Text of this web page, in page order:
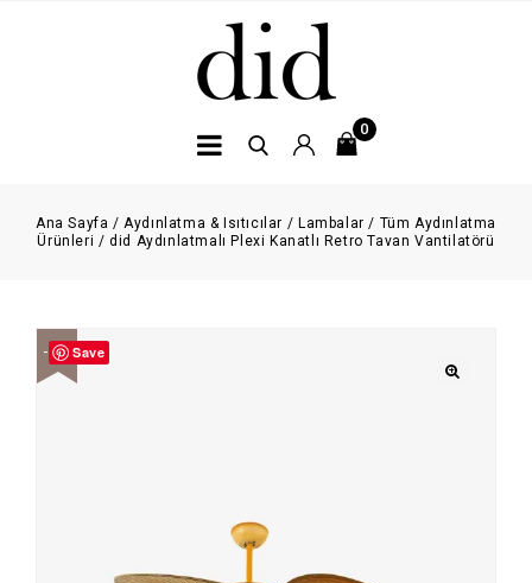
0
Ana Sayfa /Aydınlatma & Isıtıcılar / Lambalar / Tüm Aydınlatma
Ürünleri /did Aydınlatmalı Plexi Kanatlı Retro Tavan Vantilatörü
-21%Save